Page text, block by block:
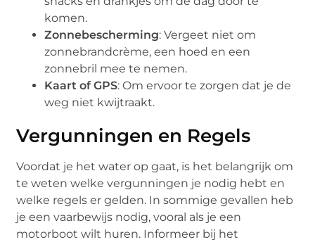
komen.
Zonnebescherming: Vergeet niet om
zonnebrandcrème, een hoed en een
zonnebril mee te nemen.
Kaart of GPS: Om ervoor te zorgen dat je de
weg niet kwijtraakt.
Vergunningen en Regels
Voordat je het water op gaat, is het belangrijk om
te weten welke vergunningen je nodig hebt en
welke regels er gelden. In sommige gevallen heb
je een vaarbewijs nodig, vooral als je een
motorboot wilt huren. Informeer bij het